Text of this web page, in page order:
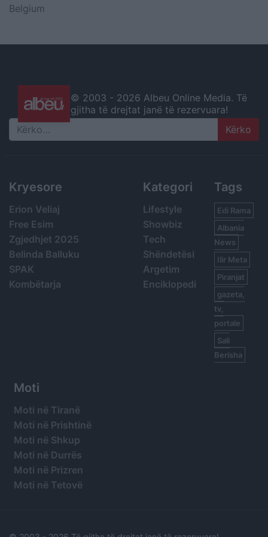
Belgium
© 2003 - 2026 Albeu Online Media. Të
gjitha të drejtat janë të rezervuara!
Search
Kryesore
Erion Veliaj
Free Esim
Zgjedhjet 2025
Belinda Balluku
SPAK
Kombëtarja
Kategori
Lifestyle
Showbiz
Tech
Shëndetësi
Argetim
Enciklopedi
Tags
Edi Rama
Albania
News
Ilir Meta
Piranjat
gazeta,
tv,
portale
Sali
Berisha
Moti
Moti në Tiranë
Moti në Prishtinë
Moti në Shkup
Moti në Durrës
Moti në Prizren
Moti në Tetovë